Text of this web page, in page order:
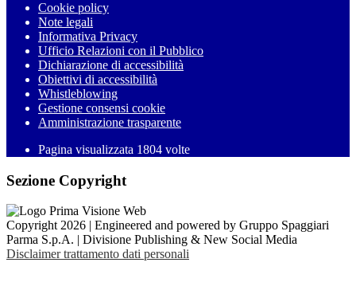
Cookie policy
Note legali
Informativa Privacy
Ufficio Relazioni con il Pubblico
Dichiarazione di accessibilità
Obiettivi di accessibilità
Whistleblowing
Gestione consensi cookie
Amministrazione trasparente
Pagina visualizzata 1804 volte
Sezione Copyright
Copyright 2026 | Engineered and powered by Gruppo Spaggiari
Parma S.p.A. | Divisione Publishing & New Social Media
Disclaimer trattamento dati personali